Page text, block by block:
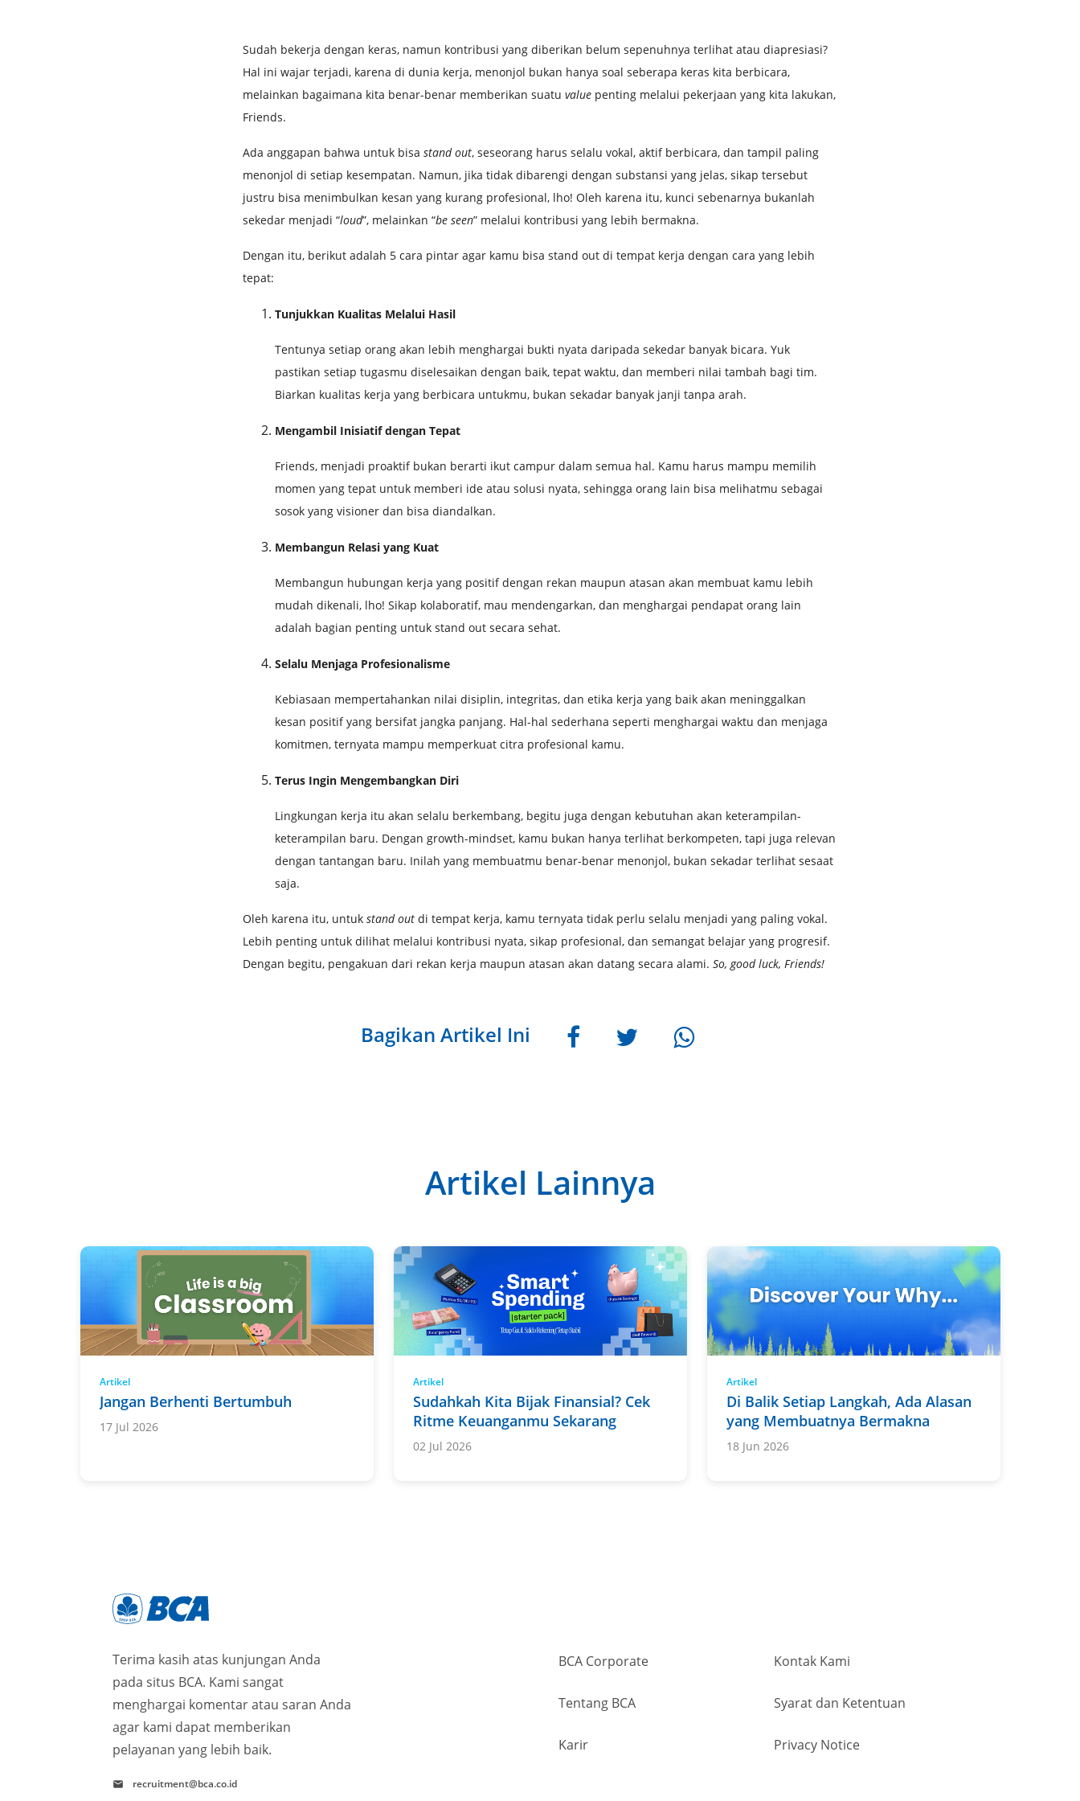
Sudah bekerja dengan keras, namun kontribusi yang diberikan belum sepenuhnya terlihat atau diapresiasi?
Hal ini wajar terjadi, karena di dunia kerja, menonjol bukan hanya soal seberapa keras kita berbicara,
melainkan bagaimana kita benar-benar memberikan suatu value penting melalui pekerjaan yang kita lakukan,
Friends.
Ada anggapan bahwa untuk bisa stand out, seseorang harus selalu vokal, aktif berbicara, dan tampil paling
menonjol di setiap kesempatan. Namun, jika tidak dibarengi dengan substansi yang jelas, sikap tersebut
justru bisa menimbulkan kesan yang kurang profesional, lho! Oleh karena itu, kunci sebenarnya bukanlah
sekedar menjadi “loud”, melainkan “be seen” melalui kontribusi yang lebih bermakna.
Dengan itu, berikut adalah 5 cara pintar agar kamu bisa stand out di tempat kerja dengan cara yang lebih
tepat:
Tunjukkan Kualitas Melalui Hasil
Tentunya setiap orang akan lebih menghargai bukti nyata daripada sekedar banyak bicara. Yuk
pastikan setiap tugasmu diselesaikan dengan baik, tepat waktu, dan memberi nilai tambah bagi tim.
Biarkan kualitas kerja yang berbicara untukmu, bukan sekadar banyak janji tanpa arah.
Mengambil Inisiatif dengan Tepat
Friends, menjadi proaktif bukan berarti ikut campur dalam semua hal. Kamu harus mampu memilih
momen yang tepat untuk memberi ide atau solusi nyata, sehingga orang lain bisa melihatmu sebagai
sosok yang visioner dan bisa diandalkan.
Membangun Relasi yang Kuat
Membangun hubungan kerja yang positif dengan rekan maupun atasan akan membuat kamu lebih
mudah dikenali, lho! Sikap kolaboratif, mau mendengarkan, dan menghargai pendapat orang lain
adalah bagian penting untuk stand out secara sehat.
Selalu Menjaga Profesionalisme
Kebiasaan mempertahankan nilai disiplin, integritas, dan etika kerja yang baik akan meninggalkan
kesan positif yang bersifat jangka panjang. Hal-hal sederhana seperti menghargai waktu dan menjaga
komitmen, ternyata mampu memperkuat citra profesional kamu.
Terus Ingin Mengembangkan Diri
Lingkungan kerja itu akan selalu berkembang, begitu juga dengan kebutuhan akan keterampilan-
keterampilan baru. Dengan growth-mindset, kamu bukan hanya terlihat berkompeten, tapi juga relevan
dengan tantangan baru. Inilah yang membuatmu benar-benar menonjol, bukan sekadar terlihat sesaat
saja.
Oleh karena itu, untuk stand out di tempat kerja, kamu ternyata tidak perlu selalu menjadi yang paling vokal.
Lebih penting untuk dilihat melalui kontribusi nyata, sikap profesional, dan semangat belajar yang progresif.
Dengan begitu, pengakuan dari rekan kerja maupun atasan akan datang secara alami. So, good luck, Friends!
Bagikan Artikel Ini
Artikel Lainnya
Artikel
Jangan Berhenti Bertumbuh
17 Jul 2026
Artikel
Sudahkah Kita Bijak Finansial? Cek
Ritme Keuanganmu Sekarang
02 Jul 2026
Artikel
Di Balik Setiap Langkah, Ada Alasan
yang Membuatnya Bermakna
18 Jun 2026
Terima kasih atas kunjungan Anda
pada situs BCA. Kami sangat
menghargai komentar atau saran Anda
agar kami dapat memberikan
pelayanan yang lebih baik.
BCA Corporate
Tentang BCA
Karir
Kontak Kami
Syarat dan Ketentuan
Privacy Notice
mail recruitment@bca.co.id